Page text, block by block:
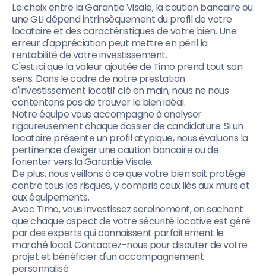
Le choix entre la Garantie Visale, la caution bancaire ou
une GLI dépend intrinsèquement du profil de votre
locataire et des caractéristiques de votre bien. Une
erreur d'appréciation peut mettre en péril la
rentabilité de votre investissement.
C'est ici que la valeur ajoutée de Timo prend tout son
sens. Dans le cadre de notre prestation
d'investissement locatif clé en main, nous ne nous
contentons pas de trouver le bien idéal.
Notre équipe vous accompagne à analyser
rigoureusement chaque dossier de candidature. Si un
locataire présente un profil atypique, nous évaluons la
pertinence d'exiger une caution bancaire ou de
l'orienter vers la Garantie Visale.
De plus, nous veillons à ce que votre bien soit protégé
contre tous les risques, y compris ceux liés aux murs et
aux équipements.
Avec Timo, vous investissez sereinement, en sachant
que chaque aspect de votre sécurité locative est géré
par des experts qui connaissent parfaitement le
marché local. Contactez-nous pour discuter de votre
projet et bénéficier d'un accompagnement
personnalisé.